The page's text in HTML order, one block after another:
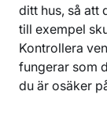
ditt hus, så att
till exempel
Kontrollera
fungerar som
du är osäker